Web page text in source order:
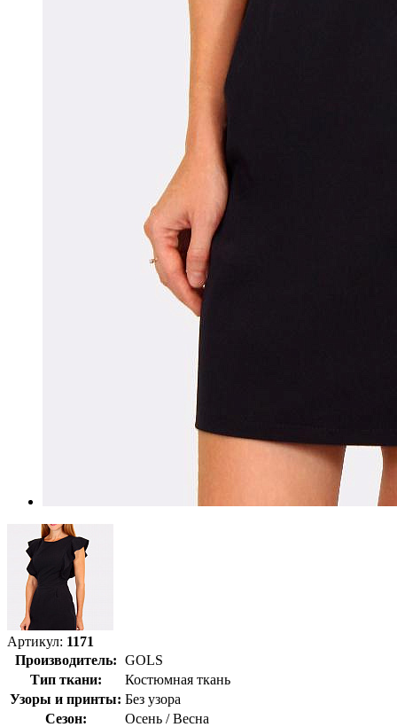
Артикул: 1171
Производитель: GOLS
Тип ткани:
Костюмная ткань
Узоры и принты: Без узора
Сезон:
Осень / Весна